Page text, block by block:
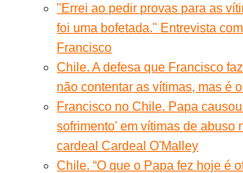
"Errei ao pedir provas para as
foi uma bofetada." Entrevista
Francisco
Chile. A defesa que Francisco
não contentar as vítimas, mas é
Francisco no Chile. Papa
sofrimento' em vítimas de abuso
cardeal Cardeal O'Malley
Chile. “O que o Papa fez hoje é